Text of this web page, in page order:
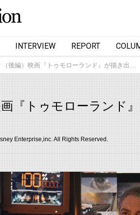
INTERVIEW REPORT
（後編）映画『トゥモローランド』が描き出…
画『トゥモローランド
Enterprise,inc. All Rights Reserved.